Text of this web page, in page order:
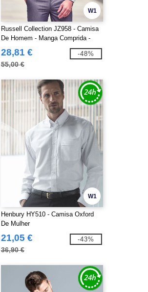
W1
Russell Collection JZ958 - Camisa
De Homem - Manga Comprida -
Tailored Ultimate Non Iron
28,81 €
55,00 €
-48%
W1
Henbury HY510 - Camisa Oxford
De Mulher
21,05 €
36,90 €
-43%